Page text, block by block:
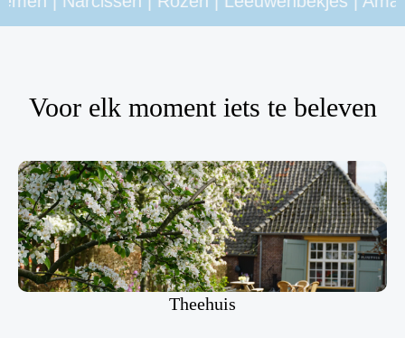
Voor elk moment iets te beleven
Theehuis